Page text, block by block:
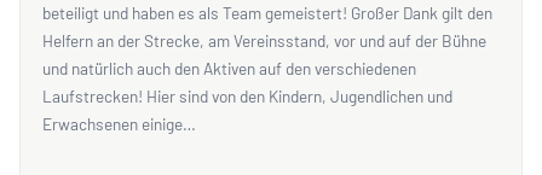
beteiligt und haben es als Team gemeistert! Großer Dank gilt den
Helfern an der Strecke, am Vereinsstand, vor und auf der Bühne
und natürlich auch den Aktiven auf den verschiedenen
Laufstrecken! Hier sind von den Kindern, Jugendlichen und
Erwachsenen einige…